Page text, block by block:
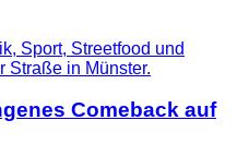
Comeback auf